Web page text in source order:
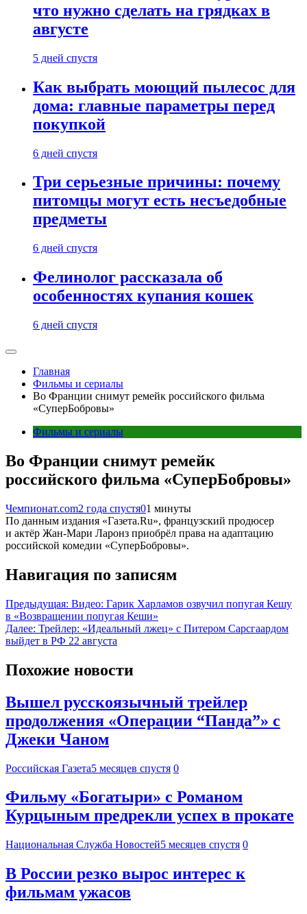
что нужно сделать на грядках в
августе
5 дней спустя
Как выбрать моющий пылесос для
дома: главные параметры перед
покупкой
6 дней спустя
Три серьезные причины: почему
питомцы могут есть несъедобные
предметы
6 дней спустя
Фелинолог рассказала об
особенностях купания кошек
6 дней спустя
Главная
Фильмы и сериалы
Во Франции снимут ремейк российского фильма
«СуперБобровы»
Фильмы и сериалы
Во Франции снимут ремейк
российского фильма «СуперБобровы»
Чемпионат.com2 года спустя01 минуты
По данным издания «Газета.Ru», французский продюсер
и актёр Жан-Мари Ларонз приобрёл права на адаптацию
российской комедии «СуперБобровы».
Навигация по записям
Предыдущая: Видео: Гарик Харламов озвучил попугая Кешу
в «Возвращении попугая Кеши»
Далее: Трейлер: «Идеальный лжец» с Питером Сарсгаардом
выйдет в РФ 22 августа
Похожие новости
Вышел русскоязычный трейлер
продолжения «Операции “Панда”» с
Джеки Чаном
Российская Газета5 месяцев спустя 0
Фильму «Богатыри» с Романом
Курцыным предрекли успех в прокате
Национальная Служба Новостей5 месяцев спустя 0
В России резко вырос интерес к
фильмам ужасов